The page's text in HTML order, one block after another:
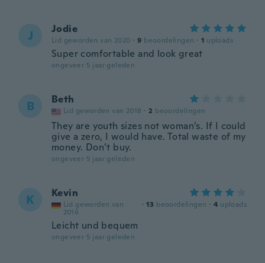
J Jodie
Lid geworden van 2020 · 9 beoordelingen · 1 uploads
Super comfortable and look great
ongeveer 5 jaar geleden
B Beth
Lid geworden van 2018 · 2 beoordelingen
They are youth sizes not woman’s. If I could
give a zero, I would have. Total waste of my
money. Don’t buy.
ongeveer 5 jaar geleden
K Kevin
Lid geworden van
2016
· 13 beoordelingen · 4 uploads
Leicht und bequem
ongeveer 5 jaar geleden